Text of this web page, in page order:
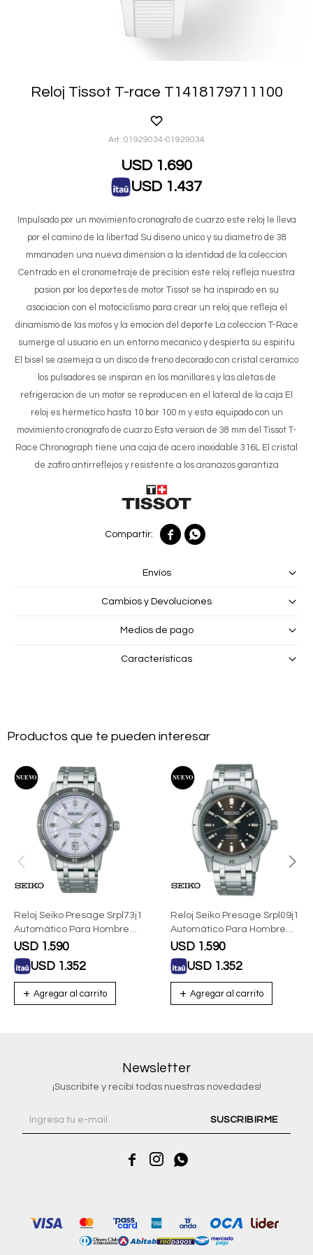
Reloj Tissot T-race T1418179711100
01929034-01929034
USD 1.690
USD 1.437
Impulsado por un movimiento cronografo de cuarzo este reloj le lleva
por el camino de la libertad Su diseno unico y su diametro de 38
mmanaden una nueva dimension a la identidad de la coleccion
Centrado en el cronometraje de precision este reloj refleja nuestra
pasion por los deportes de motor Tissot se ha inspirado en su
asociacion con el motociclismo para crear un reloj que refleja el
dinamismo de las motos y la emocion del deporte La coleccion T-Race
sumerge al usuario en un entorno mecanico y despierta su espiritu
El bisel se asemeja a un disco de freno decorado con cristal ceramico
los pulsadores se inspiran en los manillares y las aletas de
refrigeracion de un motor se reproducen en el lateral de la caja El
reloj es hermetico hasta 10 bar 100 m y esta equipado con un
movimiento cronografo de cuarzo Esta version de 38 mm del Tissot T-
Race Chronograph tiene una caja de acero inoxidable 316L El cristal
de zafiro antirreflejos y resistente a los aranazos garantiza
 
Envíos
Cambios y Devoluciones
Medios de pago
Características
Productos que te pueden interesar
Reloj Seiko Presage Srpl73j1
Automático Para Hombre
Con Correa De Acero
USD 1.590
USD 1.352
Reloj Seiko Presage Srpl09j1
Automático Para Hombre
Con Correa De Acero
USD 1.590
USD 1.352
Newsletter
¡Suscribite y recibí todas nuestras novedades!
SUSCRIBIRME
  